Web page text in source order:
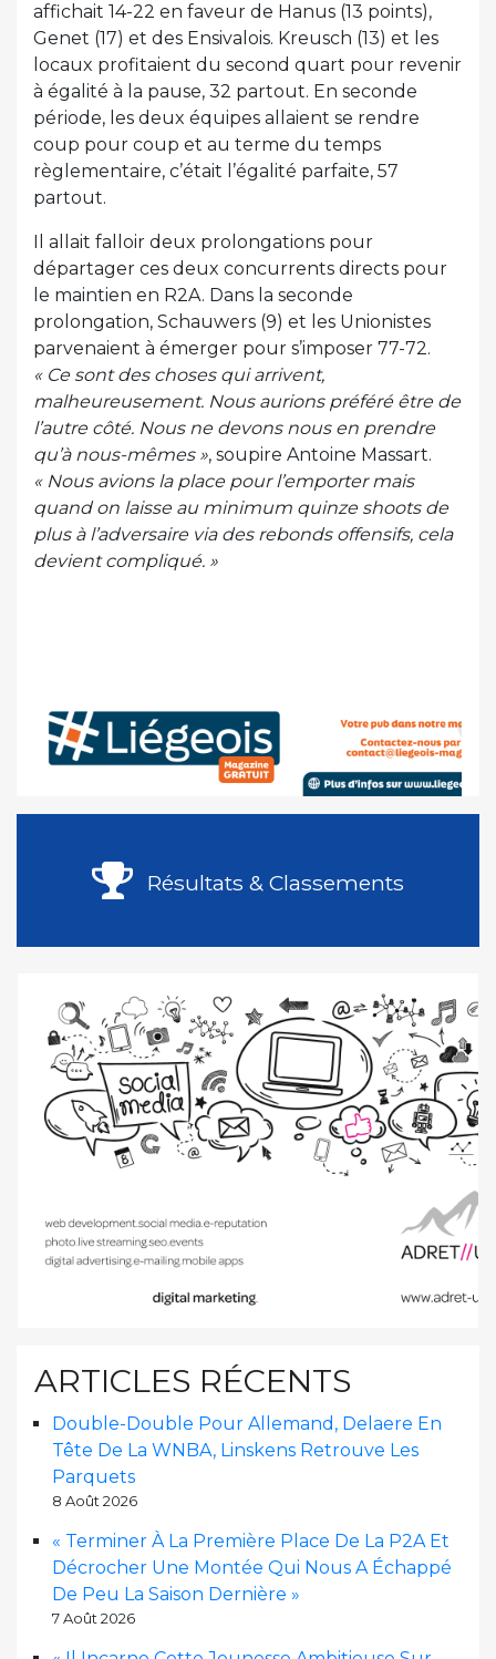
affichait 14-22 en faveur de Hanus (13 points),
Genet (17) et des Ensivalois. Kreusch (13) et les
locaux profitaient du second quart pour revenir
à égalité à la pause, 32 partout. En seconde
période, les deux équipes allaient se rendre
coup pour coup et au terme du temps
règlementaire, c’était l’égalité parfaite, 57
partout.
Il allait falloir deux prolongations pour
départager ces deux concurrents directs pour
le maintien en R2A. Dans la seconde
prolongation, Schauwers (9) et les Unionistes
parvenaient à émerger pour s’imposer 77-72.
« Ce sont des choses qui arrivent,
malheureusement. Nous aurions préféré être de
l’autre côté. Nous ne devons nous en prendre
qu’à nous-mêmes », soupire Antoine Massart.
« Nous avions la place pour l’emporter mais
quand on laisse au minimum quinze shoots de
plus à l’adversaire via des rebonds offensifs, cela
devient compliqué. »
Résultats & Classements
ARTICLES RÉCENTS
Double-Double Pour Allemand, Delaere En
Tête De La WNBA, Linskens Retrouve Les
Parquets
8 Août 2026
« Terminer À La Première Place De La P2A Et
Décrocher Une Montée Qui Nous A Échappé
De Peu La Saison Dernière »
7 Août 2026